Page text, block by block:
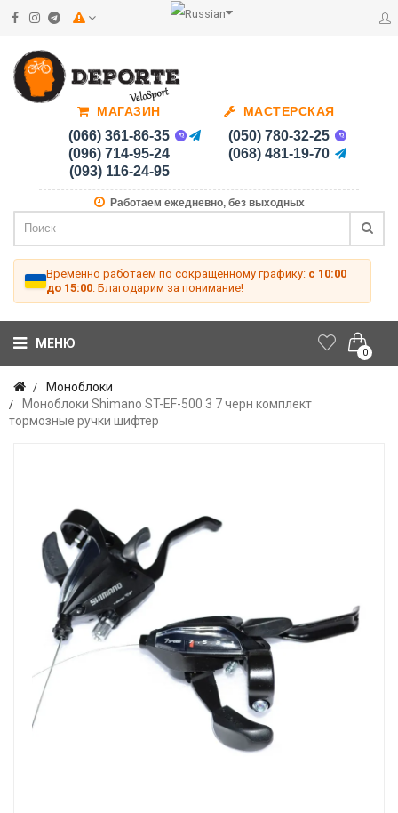
МАГАЗИН
(066) 361-86-35
(096) 714-95-24
(093) 116-24-95
МАСТЕРСКАЯ
(050) 780-32-25
(068) 481-19-70
Работаем ежедневно, без выходных
Временно работаем по сокращенному графику: с 10:00
до 15:00 . Благодарим за понимание!
0
МЕНЮ
Моноблоки
Моноблоки Shimano ST-EF-500 3 7 черн комплект
тормозные ручки шифтер